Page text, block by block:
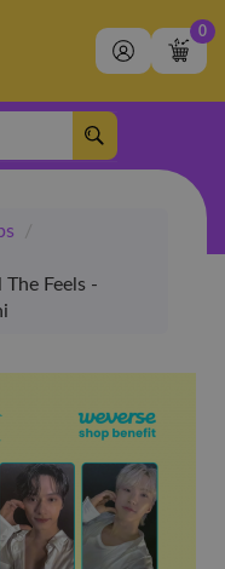
0
/
Feels -